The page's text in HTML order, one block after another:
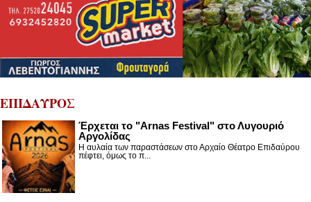
ΕΠΙΔΑΥΡΟΣ
Έρχεται το "Arnas Festival" στο Λυγουριό
Αργολίδας
Η αυλαία των παραστάσεων στο Αρχαίο Θέατρο Επιδαύρου
πέφτει, όμως το π...